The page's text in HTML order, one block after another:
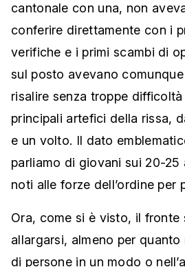
cantonale con una, non
conferire direttamente con i
verifiche e i primi scambi di
sul posto avevano
risalire senza troppe
principali artefici della rissa,
e un volto. Il dato
parliamo di giovani sui 20-25
noti alle forze dell’ordine per
Ora, come si è visto, il fronte
allargarsi, almeno per
di persone in un modo o